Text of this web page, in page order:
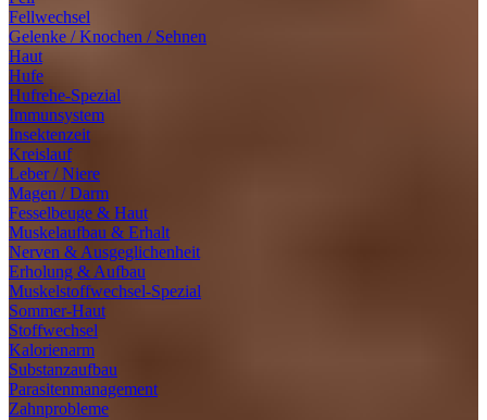
Fellwechsel
Gelenke / Knochen / Sehnen
Haut
Hufe
Hufrehe-Spezial
Immunsystem
Insektenzeit
Kreislauf
Leber / Niere
Magen / Darm
Fesselbeuge & Haut
Muskelaufbau & Erhalt
Nerven & Ausgeglichenheit
Erholung & Aufbau
Muskelstoffwechsel-Spezial
Sommer-Haut
Stoffwechsel
Kalorienarm
Substanzaufbau
Parasitenmanagement
Zahnprobleme